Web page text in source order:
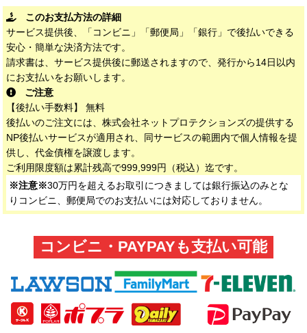
このお支払方法の詳細
サービス提供後、「コンビニ」「郵便局」「銀行」で後払いできる
安心・簡単な決済方法です。
請求書は、サービス提供後に郵送されますので、発行から14日以内
にお支払いをお願いします。
ご注意
【後払い手数料】 無料
後払いのご注文には、株式会社ネットプロテクションズの提供する
NP後払いサービスが適用され、同サービスの範囲内で個人情報を提
供し、代金債権を譲渡します。
ご利用限度額は累計残高で999,999円（税込）迄です。
※注意※30万円を超えるお取引につきましては銀行振込のみとな
りコンビニ、郵便局でのお支払いには対応しておりません。
コンビニ・PAYPAYも支払い可能